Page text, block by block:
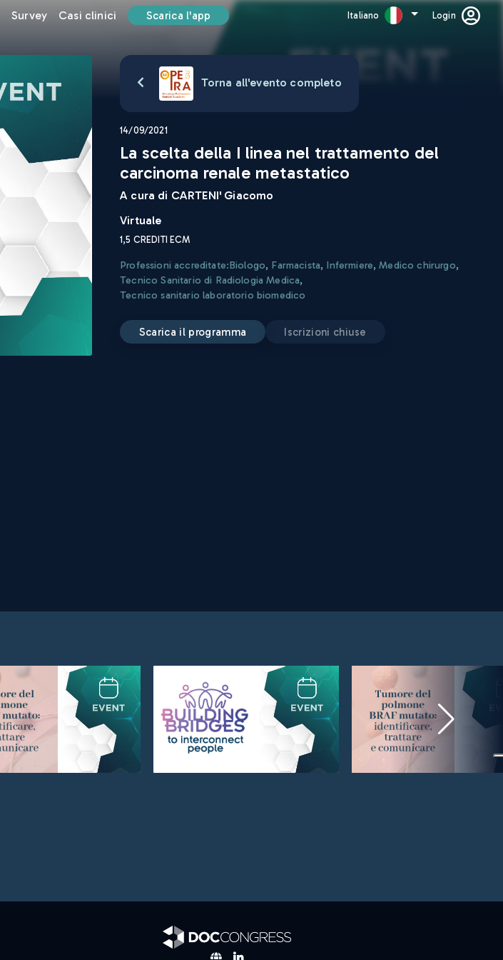
Survey Casi clinici Scarica l'app Italiano Login
Torna all'evento completo
14/09/2021
La scelta della I linea nel trattamento del
carcinoma renale metastatico
A cura di CARTENI' Giacomo
Virtuale
1,5 CREDITI ECM
Professioni accreditate:Biologo, Farmacista, Infermiere,Medico chirurgo,
Tecnico Sanitario di Radiologia Medica,
Tecnico sanitario laboratorio biomedico
scarica il programma iscrizioni chiuse